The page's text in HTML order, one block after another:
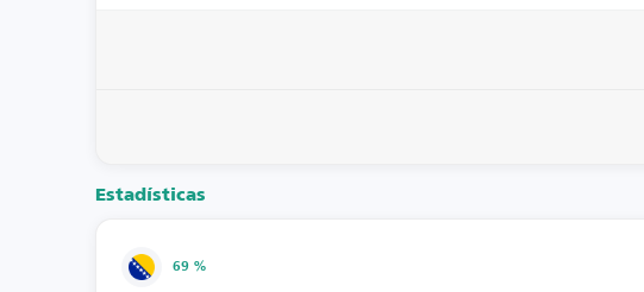
Estadísticas
69 %